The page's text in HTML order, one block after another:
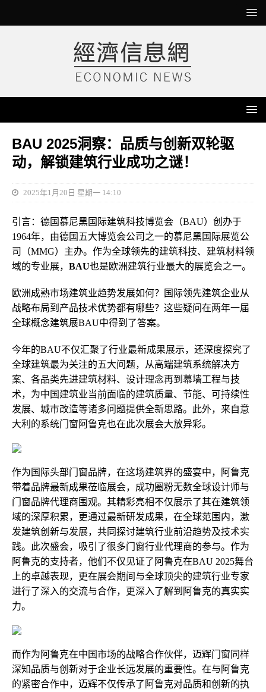
BAU 2025洞察：品质与创新双轮驱
动，解锁建筑行业成功之谜！
2025年1月20日 星期一 14:10
引言：德国慕尼黑国际建筑科技博览会（BAU）创办于
1964年，由德国五大博览会公司之一的慕尼黑国际展览公
司（MMG）主办。作为全球领先的建筑科技、建筑材料领
域的专业展， BAU也是欧洲建筑行业最大的展览会之一。
欧洲成熟市场建筑业趋势发展如何？国际领先建筑企业从
战略布局到产品技术优势都有哪些？这些疑问在两年一届
全球概念建筑展BAU中得到了答案。
今年的BAU不仅汇聚了行业最新成果展示，还深度探究了
全球建筑最为关注的五大问题，从高端建筑系统解决方
案、各品类先进建筑材料、设计理念再到幕墙工程与技
术，为中国建筑业当前面临的建筑质量、节能、可持续性
发展、城市改造等诸多问题提供全新思路。此外，来自意
大利的系统门窗阿鲁克也在此次展会大放异彩。
作为国际头部门窗品牌，在这场建筑界的盛宴中，阿鲁克
带着品牌最新成果莅临展会，成功圈粉无数全球设计师与
门窗品牌代理商围观。其精彩亮相不仅展示了其在建筑领
域的深厚积累，更通过最新研发成果，在全球范围内，激
发建筑创新与发展，共同探讨建筑行业前沿趋势及技术实
践。此次盛会，吸引了很多门窗行业代理商的参与。作为
阿鲁克的支持者，他们不仅见证了阿鲁克在BAU 2025舞台
上的卓越表现，更在展会期间与全球顶尖的建筑行业专家
进行了深入的交流与合作，更深入了解到阿鲁克的真实实
力。
而作为阿鲁克在中国市场的战略合作伙伴，迈辉门窗同样
深知品质与创新对于企业长远发展的重要性。在与阿鲁克
的紧密合作中，迈辉不仅传承了阿鲁克对品质和创新的执